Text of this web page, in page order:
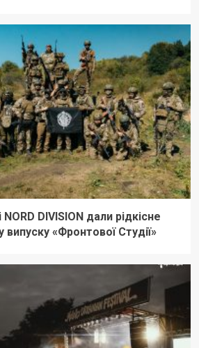
DIVISION дали рідкісне
випуску «Фронтової Студії»